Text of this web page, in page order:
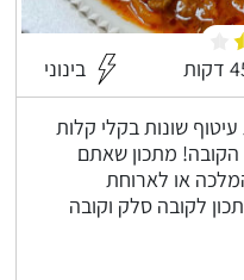
בינוני
מנצח 2 שיטות עיטוף שונות בקלי קלות
מתכון שאתם
או לארוחת
לקובה סלק וקובה